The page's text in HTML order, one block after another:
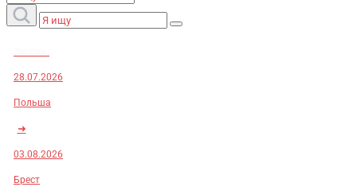
28.07.2026
Польша
➜
03.08.2026
Брест